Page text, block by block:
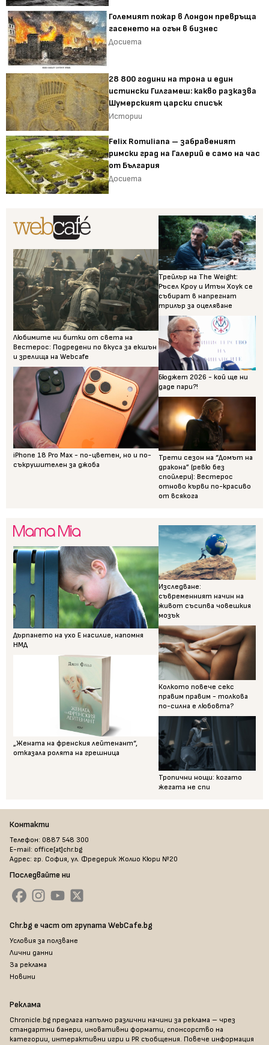
Големият пожар в Лондон превръща
гасенето на огън в бизнес
Досиета
28 800 години на трона и един
истински Гилгамеш: какво разказва
Шумерският царски списък
Истории
Felix Romuliana – забравеният
римски град на Галерий е само на час
от България
Досиета
Любимите ни битки от света на
Вестерос: Подредени по вкуса за екшън
и зрелища на Webcafe
iPhone 18 Pro Max - по-цветен, но и по-
съкрушителен за джоба
Трейлър на The Weight:
Ръсел Кроу и Итън Хоук се
събират в напрегнат
трилър за оцеляване
Бюджет 2026 - кой ще ни
даде пари?!
Трети сезон на “Домът на
дракона” (ревю без
спойлери): Вестерос
отново кърви по-красиво
от всякога
Дърпането на ухо Е насилие, напомня
НМД
„Жената на френския лейтенант“,
отказала ролята на грешница
Изследване:
съвременният начин на
живот съсипва човешкия
мозък
Колкото повече секс
правим правим - толкова
по-силна е любовта?
Тропични нощи: когато
жегата не спи
Контакти
Телефон: 0887 548 300
E-mail: office[at]chr.bg
Адрес: гр. София, ул. Фредерик Жолио Кюри №20
Последвайте ни
Chr.bg е част от групата WebCafe.bg
Условия за ползване
Лични данни
За реклама
Новини
Реклама
Chronicle.bg предлага напълно различни начини за реклама – чрез
стандартни банери, иновативни формати, спонсорство на
категории, интерактивни игри и PR съобщения. Повече информация